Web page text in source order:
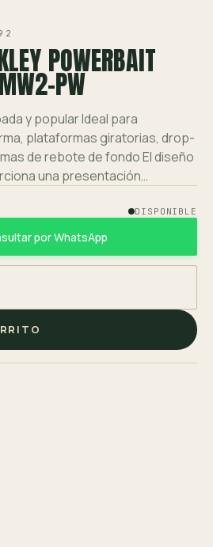
POWERBAIT
PW
y popular Ideal para
plataformas giratorias, drop-
de rebote de fondo El diseño
una presentación…
DISPONIBLE
por WhatsApp